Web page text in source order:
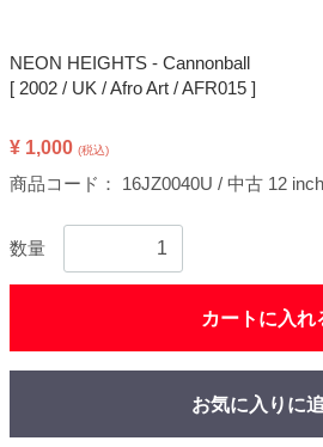
NEON HEIGHTS - Cannonball
[ 2002 / UK / Afro Art / AFR015 ]
¥ 1,000 (税込)
商品コード： 16JZ0040U / 中古 12
数量
カートに入れ
お気に入りに